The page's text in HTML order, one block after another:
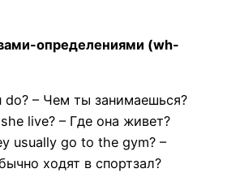
определениями (wh-
do? – Чем ты занимаешься?
live? – Где она живет?
usually go to the gym? –
ходят в спортзал?